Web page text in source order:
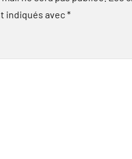
indiqués avec*